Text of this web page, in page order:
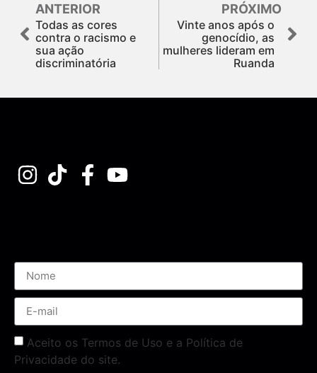
ANTERIOR
Todas as cores
contra o racismo e
sua ação
discriminatória
PRÓXIMO
Vinte anos após o
genocídio, as
mulheres lideram em
Ruanda
Aceito os Termos de Uso e a Política de
Privacidade do site.